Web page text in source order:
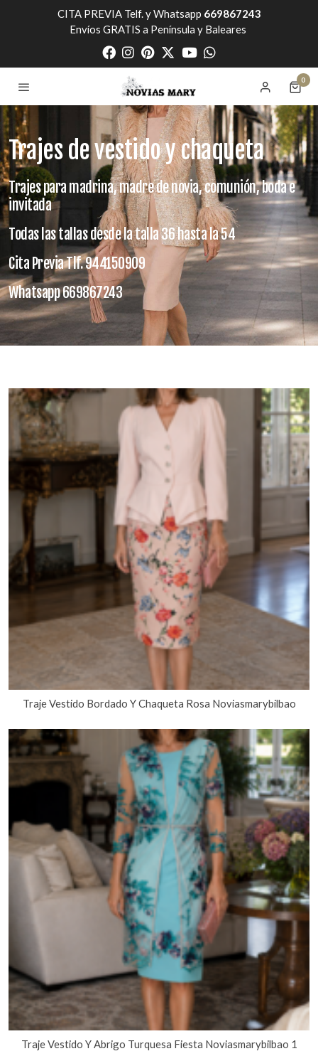
CITA PREVIA Telf. y Whatsapp 669867243
Envíos GRATIS a Península y Baleares
0
Trajes de vestido y chaqueta
Trajes para madrina, madre de novia, comunión, boda e
invitada
Todas las tallas desde la talla 36 hasta la 54
Cita Previa Tlf. 944150909
Whatsapp 669867243
Traje Vestido Bordado Y Chaqueta Rosa Noviasmarybilbao
Traje Vestido Y Abrigo Turquesa Fiesta Noviasmarybilbao 1